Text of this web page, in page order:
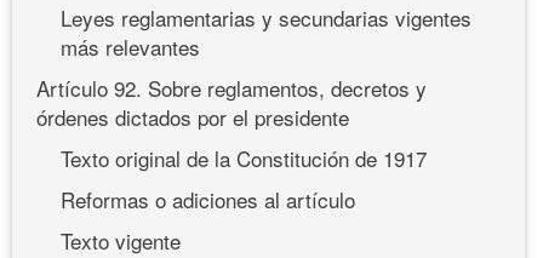
Leyes reglamentarias y secundarias vigentes
más relevantes
Artículo 92. Sobre reglamentos, decretos y
órdenes dictados por el presidente
Texto original de la Constitución de 1917
Reformas o adiciones al artículo
Texto vigente